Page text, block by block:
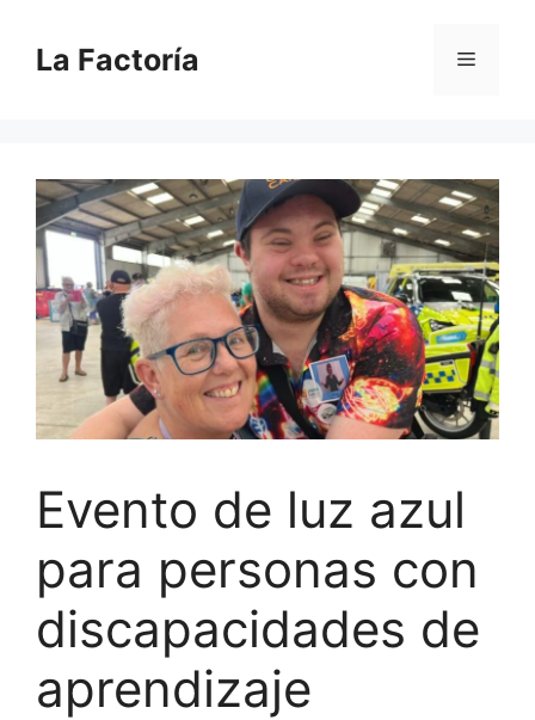
contenido
La Factoría Menú
Evento de luz azul
para personas con
discapacidades de
aprendizaje